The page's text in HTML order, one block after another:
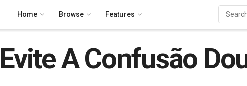
Home Browse Features
Evite A Confusão